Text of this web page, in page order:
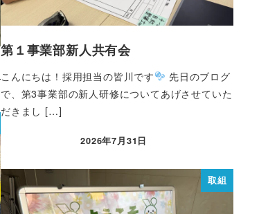
第１事業部新人共有会
こんにちは！採用担当の皆川です
先日のブログ
で、第3事業部の新人研修についてあげさせていた
だきまし […]
2026年7月31日
取組